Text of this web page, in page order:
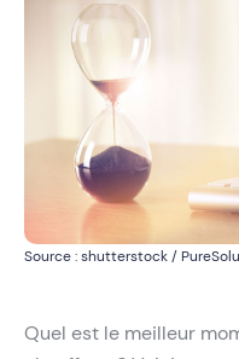
Source : shutterstock /
Quel est le meilleur